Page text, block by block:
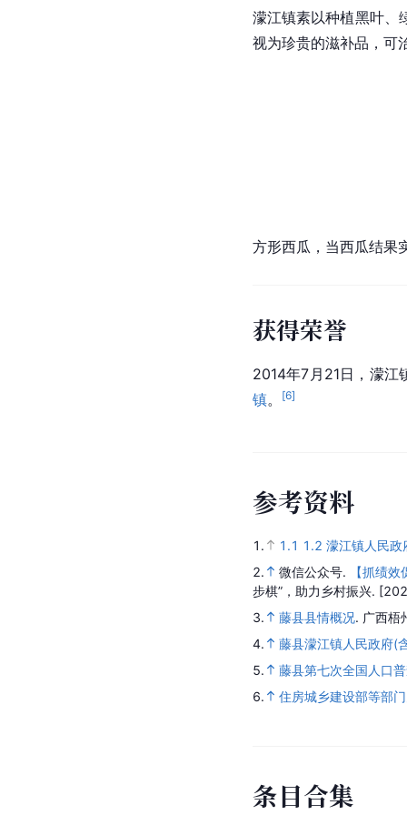
濛江镇素以种植黑叶、
视为珍贵的滋补品，可
方形西瓜，当西瓜结果
获得荣誉
2014年7月21日，濛江
镇。 [6]
参考资料
1. 1.1 1.2 濛江镇人民
2.
微信公众号.
【抓绩
步棋”，助力乡村振兴.
3.
藤县县情概况. 广西梧
4.
藤县濛江镇人民政府(
5.
藤县第七次全国人口
6.
住房城乡建设部等部
条目合集